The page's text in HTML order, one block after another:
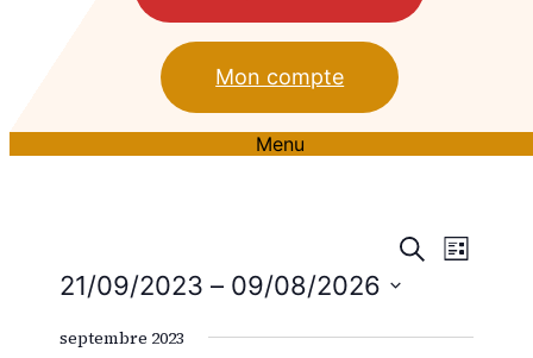
Mon compte
Menu
et
Recherche
Liste
21/09/2023 – 09/08/2026
septembre 2023